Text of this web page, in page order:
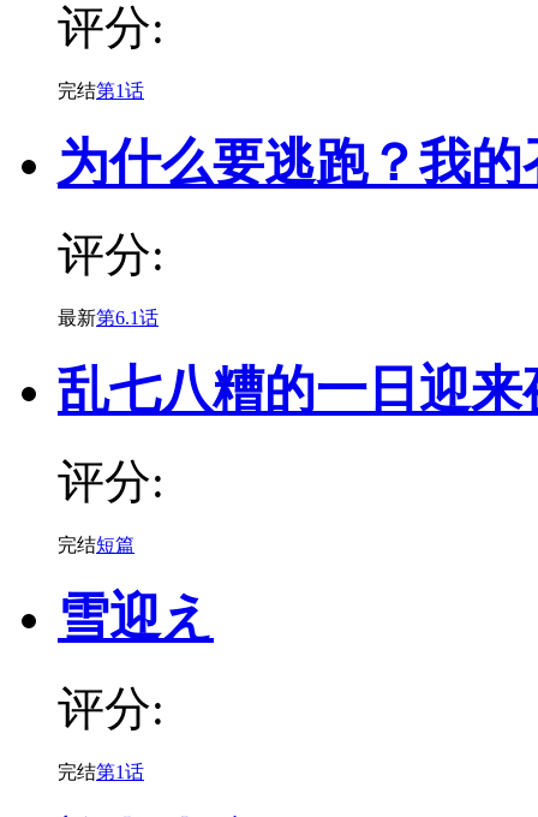
评分:
完结第1话
为什么要逃跑？我
评分:
最新第6.1话
乱七八糟的一日迎来
评分:
完结短篇
雪迎え
评分:
完结第1话